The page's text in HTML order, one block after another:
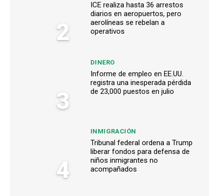
2
ICE realiza hasta 36 arrestos
diarios en aeropuertos, pero
aerolíneas se rebelan a
operativos
3
DINERO
Informe de empleo en EE.UU.
registra una inesperada pérdida
de 23,000 puestos en julio
4
INMIGRACIÓN
Tribunal federal ordena a Trump
liberar fondos para defensa de
niños inmigrantes no
acompañados